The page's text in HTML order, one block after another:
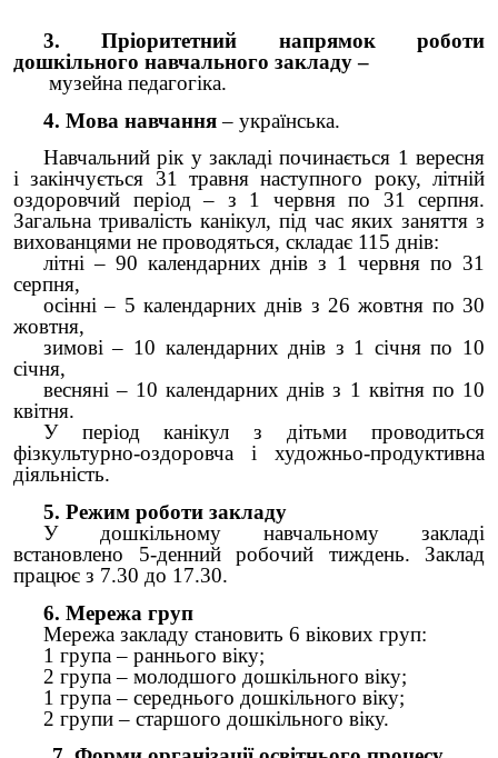
3. Пріоритетний напрямок роботи
дошкільного навчального закладу –
музейна педагогіка.
4. Мова навчання– українська.
Навчальний рік у закладі починається 1 вересня
і закінчується 31 травня наступного року, літній
оздоровчий період – з 1 червня по 31 серпня.
Загальна тривалість канікул, під час яких заняття з
вихованцями не проводяться, складає 115 днів:
літні – 90 календарних днів з 1 червня по 31
серпня,
осінні – 5 календарних днів з 26 жовтня по 30
жовтня,
зимові – 10 календарних днів з 1 січня по 10
січня,
весняні – 10 календарних днів з 1 квітня по 10
квітня.
У період канікул з дітьми проводиться
фізкультурно-оздоровча і художньо-продуктивна
діяльність.
5. Режим роботи закладу
У дошкільному навчальному закладі
встановлено 5-денний робочий тиждень. Заклад
працює з 7.30 до 17.30.
6. Мережа груп
Мережа закладу становить 6 вікових груп:
1 група – раннього віку;
2 група – молодшого дошкільного віку;
1 група – середнього дошкільного віку;
2 групи – старшого дошкільного віку.